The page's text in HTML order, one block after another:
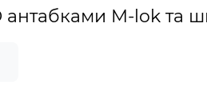
антабками M-lok та